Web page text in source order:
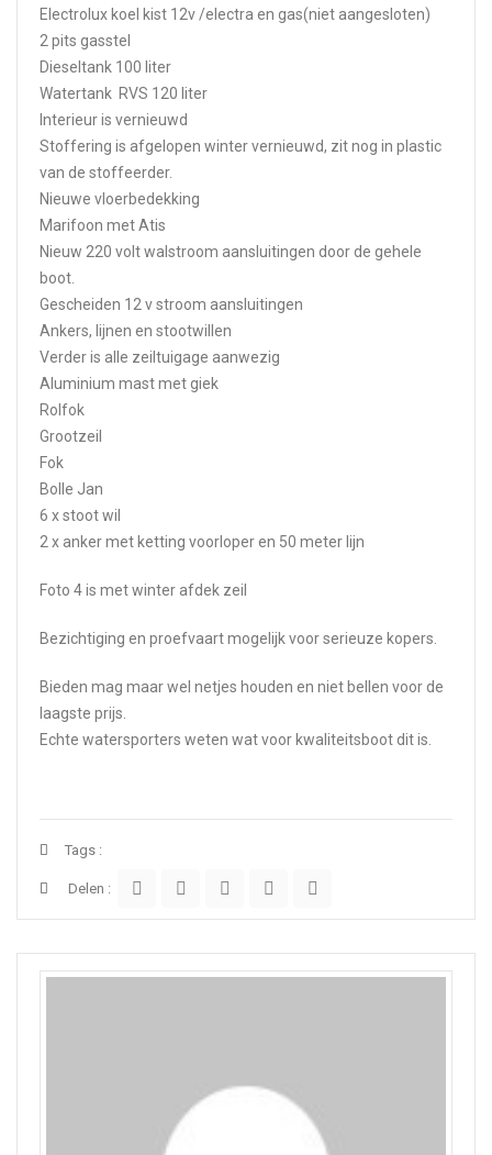
Electrolux koel kist 12v /electra en gas(niet aangesloten)
2 pits gasstel
Dieseltank 100 liter
Watertank RVS 120 liter
Interieur is vernieuwd
Stoffering is afgelopen winter vernieuwd, zit nog in plastic
van de stoffeerder.
Nieuwe vloerbedekking
Marifoon met Atis
Nieuw 220 volt walstroom aansluitingen door de gehele
boot.
Gescheiden 12 v stroom aansluitingen
Ankers, lijnen en stootwillen
Verder is alle zeiltuigage aanwezig
Aluminium mast met giek
Rolfok
Grootzeil
Fok
Bolle Jan
6 x stoot wil
2 x anker met ketting voorloper en 50 meter lijn
Foto 4 is met winter afdek zeil
Bezichtiging en proefvaart mogelijk voor serieuze kopers.
Bieden mag maar wel netjes houden en niet bellen voor de
laagste prijs.
Echte watersporters weten wat voor kwaliteitsboot dit is.
Tags :
Delen :